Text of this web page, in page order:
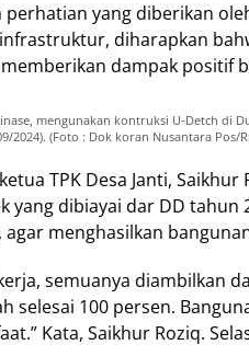
perhatian yang diberikan
diharapkan
dampak positif
mengunakan kontruksi U-Detch di
2024). (Foto : Dok koran Nusantara Pos/
TPK Desa Janti,
yang dibiayai dar DD tahun
agar menghasilkan
semuanya diambilkan
selesai 100 persen.
Kata, Saikhur Roziq.